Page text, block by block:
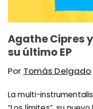
Agathe Cipres
su último EP
Por Tomás Delgado
La multi-